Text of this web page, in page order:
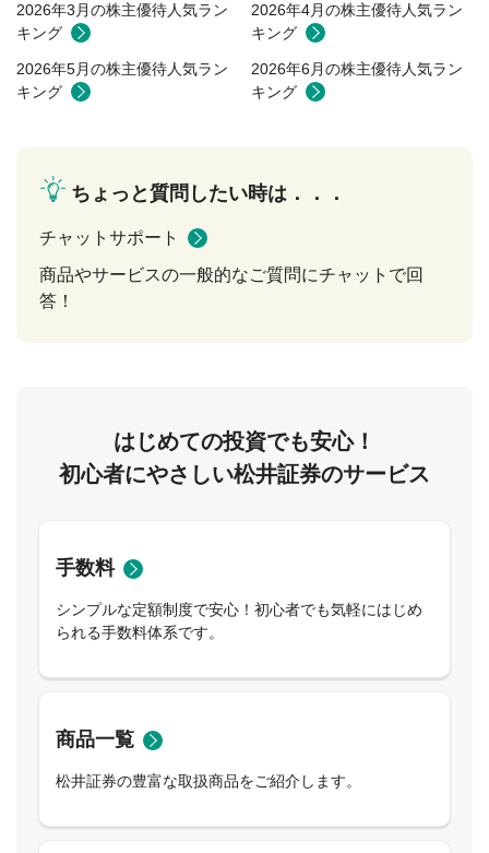
2026年3月の株主優待人気ラン
キング
2026年4月の株主優待人気ラン
キング
2026年5月の株主優待人気ラン
キング
2026年6月の株主優待人気ラン
キング
ちょっと質問したい時は．．．
チャットサポート
商品やサービスの一般的なご質問にチャットで回
答！
はじめての投資でも安心！
初心者にやさしい松井証券のサービス
手数料
シンプルな定額制度で安心！初心者でも気軽にはじめ
られる手数料体系です。
商品一覧
松井証券の豊富な取扱商品をご紹介します。